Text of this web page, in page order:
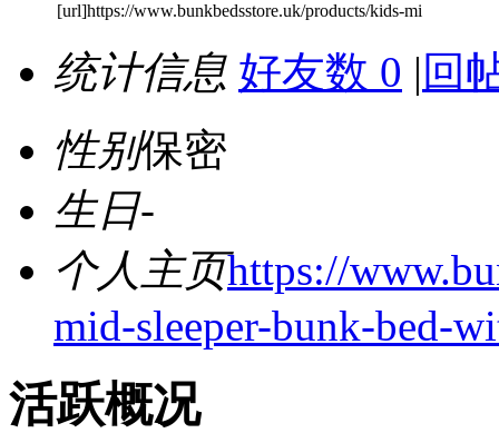
[url]https://www.bunkbedsstore.uk/products/kids-mi
统计信息 好友数 0 | 回
性别保密
生日-
个人主页https://
mid-sleeper-bunk-bed-
活跃概况